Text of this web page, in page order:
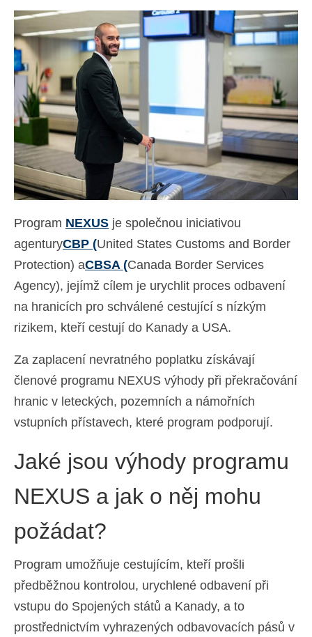
Zprávy
Kontakt
Čeština
Hrvatski Chorvatský
Dansk Dánský)
Nederlands(Holandský)
English (Angličtina)
Eesti(Estonština)
Suomi Finský
Français(Francouzština)
(Němec
Ελληνικά(Řečtina)
עברית (Hebrejština )
Magyar(Maďarština)
)
Korejský
Norsk bokmål
Polski(Polský)
Portugalština ( Portugalsko)
Slovenčina(Slovenština)
Program NEXUS je společnou iniciativou
agenturyCBP (United States Customs and Border
Protection) aCBSA (Canada Border Services
Agency), jejímž cílem je urychlit proces odbavení
na hranicích pro schválené cestující s nízkým
rizikem, kteří cestují do Kanady a USA.
Za zaplacení nevratného poplatku získávají
členové programu NEXUS výhody při překračování
hranic v leteckých, pozemních a námořních
vstupních přístavech, které program podporují.
Jaké jsou výhody programu
NEXUS a jak o něj mohu
požádat?
Program umožňuje cestujícím, kteří prošli
předběžnou kontrolou, urychlené odbavení při
vstupu do Spojených států a Kanady, a to
prostřednictvím vyhrazených odbavovacích pásů v